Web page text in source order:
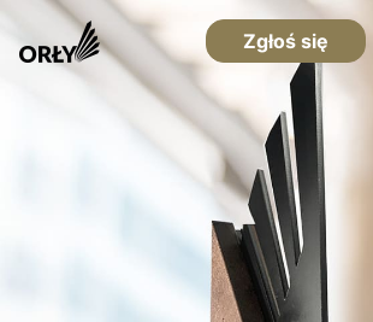
Zgłoś się